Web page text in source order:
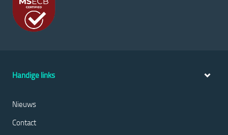
Handige links
Nieuws
Contact